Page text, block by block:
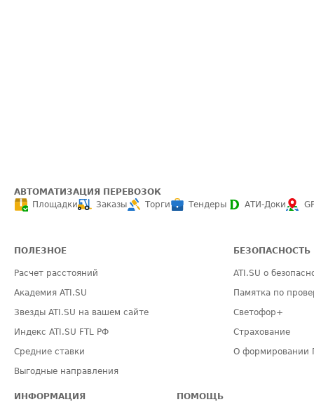
АВТОМАТИЗАЦИЯ ПЕРЕВОЗОК
Площадки
Заказы Торги Тендеры АТИ-Доки
ПОЛЕЗНОЕ
Расчет расстояний
Академия ATI.SU
Звезды ATI.SU на вашем сайте
Индекс ATI.SU FTL РФ
Средние ставки
Выгодные направления
БЕЗОПАСНОСТЬ
ATI.SU о
Памятка по
Светофор+
Страхование
О формировании
ИНФОРМАЦИЯ ПОМОЩЬ